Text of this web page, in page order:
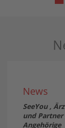
News
SeeYou ,
und
Angehörige